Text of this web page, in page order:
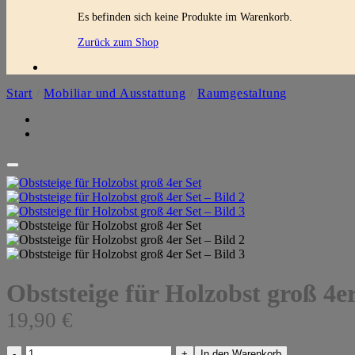
Es befinden sich keine Produkte im Warenkorb.
Zurück zum Shop
Start Mobiliar und Ausstattung Raumgestaltung
Obststeige für Holzobst groß
19,90 €
Obststeige